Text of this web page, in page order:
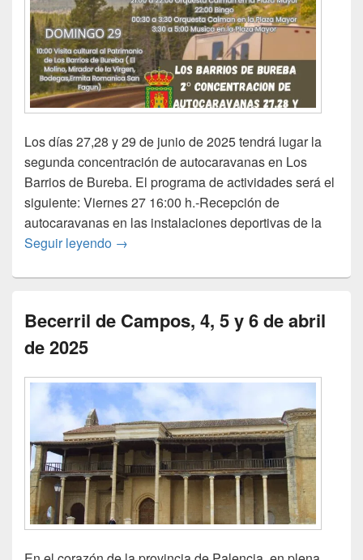
Los días 27,28 y 29 de junio de 2025 tendrá lugar la
segunda concentración de autocaravanas en Los
Barrios de Bureba. El programa de actividades será el
siguiente: Viernes 27 16:00 h.-Recepción de
autocaravanas en las instalaciones deportivas de la
Seguir leyendo Los Barrios de Bureba: 27,28 y 29 de
→
Becerril de Campos, 4, 5 y 6 de abril
de 2025